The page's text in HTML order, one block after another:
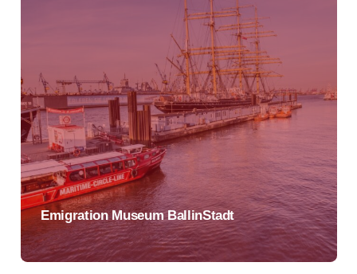
Emigration Museum BallinStadt